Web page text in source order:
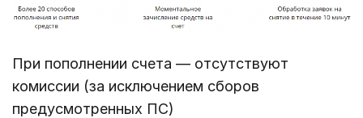
При пополнении счета — отсутствуют
комиссии (за исключением сборов
предусмотренных ПС)